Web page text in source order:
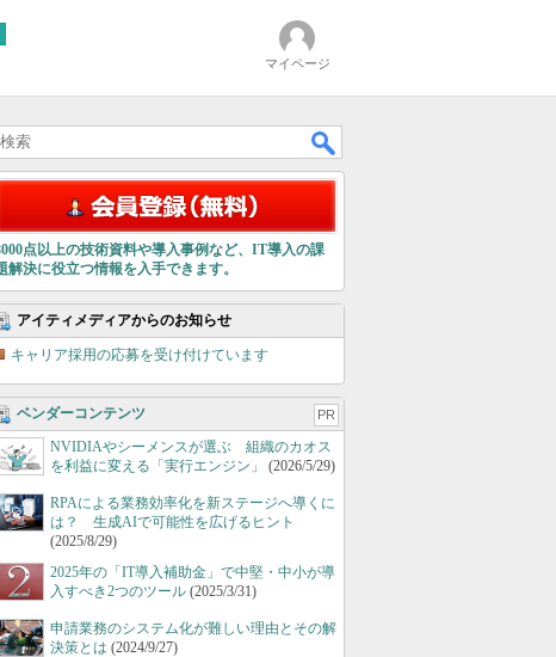
マイページ
点以上の技術資料や導入事例など、IT導入の課
解決に役立つ情報を入手できます。
アイティメディアからのお知らせ
キャリア採用の応募を受け付けています
ベンダーコンテンツ PR
NVIDIAやシーメンスが選ぶ 組織のカオス
を利益に変える「実行エンジン」
(2026/5/29)
RPAによる業務効率化を新ステージへ導くに
は？ 生成AIで可能性を広げるヒント
(2025/8/29)
2025年の「IT導入補助金」で中堅・中小が導
入すべき2つのツール (2025/3/31)
申請業務のシステム化が難しい理由とその解
決策とは (2024/9/27)